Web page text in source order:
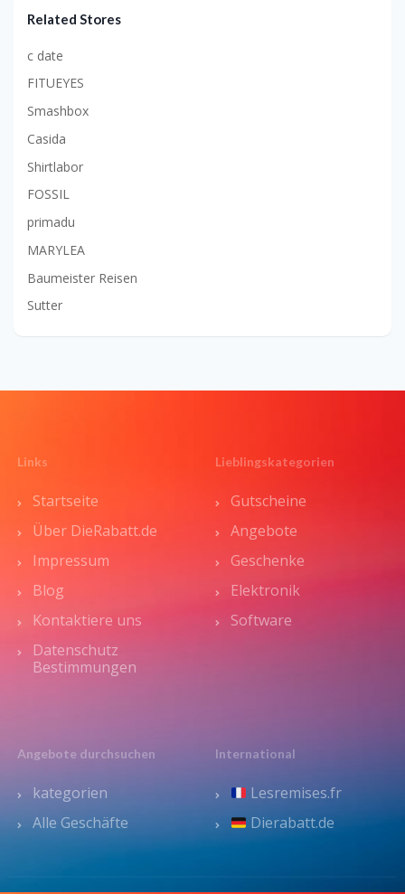
Related Stores
c date
FITUEYES
Smashbox
Casida
Shirtlabor
FOSSIL
primadu
MARYLEA
Baumeister Reisen
Sutter
Links
Startseite
Über DieRabatt.de
Impressum
Blog
Kontaktiere uns
Datenschutz
Bestimmungen
Lieblingskategorien
Gutscheine
Angebote
Geschenke
Elektronik
Software
Angebote durchsuchen
kategorien
Alle Geschäfte
International
Lesremises.fr
Dierabatt.de